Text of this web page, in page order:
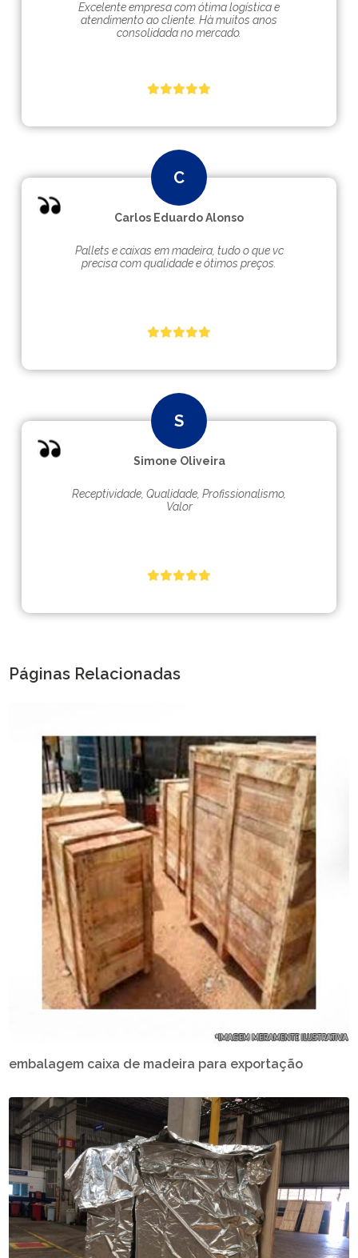
Excelente empresa com ótima logística e
atendimento ao cliente. Hà muitos anos
consolidada no mercado.
Carlos Eduardo Alonso
Pallets e caixas em madeira, tudo o que vc
precisa com qualidade e ótimos preços.
Simone Oliveira
Receptividade, Qualidade, Profissionalismo,
Valor
Páginas Relacionadas
embalagem caixa de madeira para exportação